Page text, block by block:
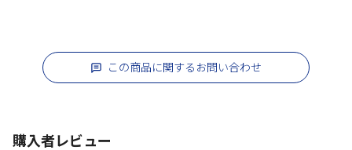
この商品に関するお問い合わせ
購入者レビュー